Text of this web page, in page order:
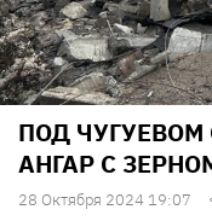
ПОД
АНГАР С
28 Октября 2024 19:07